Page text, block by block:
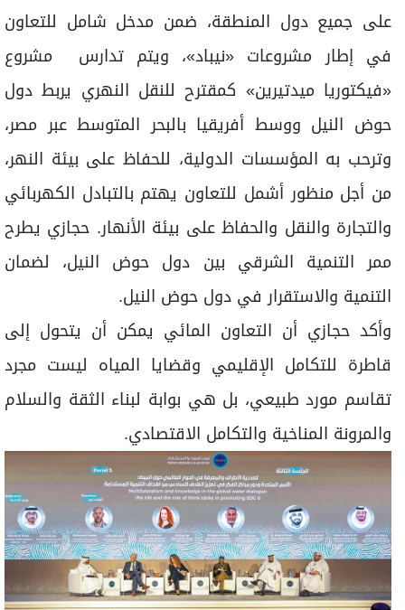
على جميع دول المنطقة، ضمن مدخل شامل للتعاون
في إطار مشروعات «نيباد»، ويتم تدارس مشروع
«فيكتوريا ميدتيرين» كمقترح للنقل النهري يربط دول
حوض النيل ووسط أفريقيا بالبحر المتوسط عبر مصر،
وترحب به المؤسسات الدولية، للحفاظ على بيئة النهر،
من أجل منظور أشمل للتعاون يهتم بالتبادل الكهربائي
والتجارة والنقل والحفاظ على بيئة الأنهار. حجازي يطرح
ممر التنمية الشرقي بين دول حوض النيل، لضمان
التنمية والاستقرار في دول حوض النيل.
وأكد حجازي أن التعاون المائي يمكن أن يتحول إلى
قاطرة للتكامل الإقليمي وقضايا المياه ليست مجرد
تقاسم مورد طبيعي، بل هي بوابة لبناء الثقة والسلام
والمرونة المناخية والتكامل الاقتصادي.